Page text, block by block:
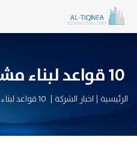
الرئيسية | اخبار الشركة |